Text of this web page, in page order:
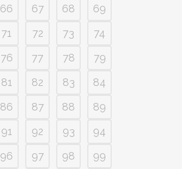
66 67 68
69
71 72 73
74
76 77 78
79
81 82 83
84
86 87 88
89
91 92 93
94
96 97 98
99